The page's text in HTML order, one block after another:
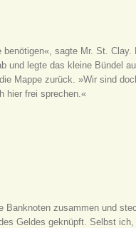
sagte Mr. St.
und legte das kleine Bündel
Mappe zurück. »Wir sind
hier frei sprechen.«
zusammen und
Geldes geknüpft. Selbst